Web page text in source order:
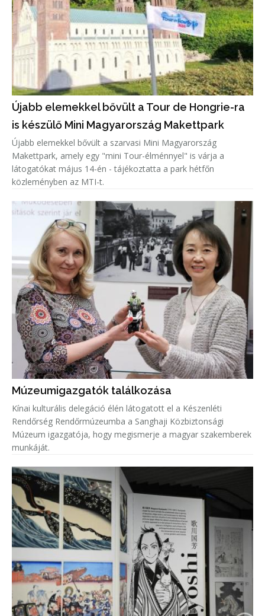
Újabb elemekkel bővült a Tour de Hongrie-ra
is készülő Mini Magyarország Makettpark
Újabb elemekkel bővült a szarvasi Mini Magyarország
Makettpark, amely egy "mini Tour-élménnyel" is várja a
látogatókat május 14-én - tájékoztatta a park hétfőn
közleményben az MTI-t.
Múzeumigazgatók találkozása
Kínai kulturális delegáció élén látogatott el a Készenléti
Rendőrség Rendőrmúzeumba a Sanghaji Közbiztonsági
Múzeum igazgatója, hogy megismerje a magyar szakemberek
munkáját.